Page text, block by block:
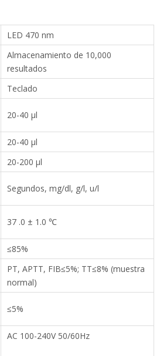
LED 470 nm
Almacenamiento de 10,000 resultados
Teclado
20-40 μl
20-40 μl
20-200 μl
Segundos, mg/dl, g/l, u/l
37 .0 ± 1.0 ℃
≤85%
normal)